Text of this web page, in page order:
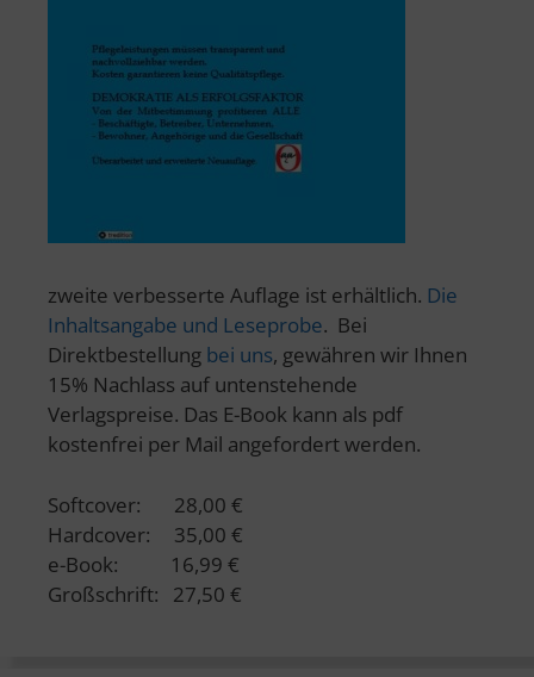
zweite verbesserte Auflage ist erhältlich. Die
Inhaltsangabe und Leseprobe. Bei
Direktbestellung bei uns, gewähren wir Ihnen
15% Nachlass auf untenstehende
Verlagspreise. Das E-Book kann als pdf
kostenfrei per Mail angefordert werden.
Softcover: 28,00 €
Hardcover: 35,00 €
e-Book: 16,99 €
Großschrift: 27,50 €